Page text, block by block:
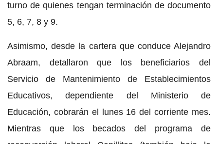
turno de quienes tengan terminación de documento
5, 6, 7, 8 y 9.
Asimismo, desde la cartera que conduce Alejandro
Abraam, detallaron que los beneficiarios del
Servicio de Mantenimiento de Establecimientos
Educativos, dependiente del Ministerio de
Educación, cobrarán el lunes 16 del corriente mes.
Mientras que los becados del programa de